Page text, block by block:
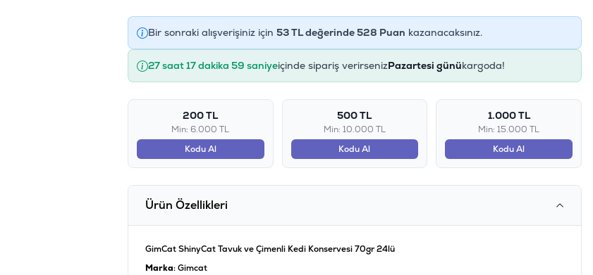
Bir sonraki alışverişiniz için 53TL değerinde528 Puan kazanacaksınız.
27 saat 17 dakika 58 saniyeiçinde sipariş verirsenizPazartesi günükargoda!
200 TL
Min: 6.000 TL
Kodu Al
500 TL
Min: 10.000 TL
Kodu Al
1.000 TL
Min: 15.000 TL
Kodu Al
Ürün Özellikleri
GimCat ShinyCat Tavuk ve Çimenli Kedi Konservesi 70gr 24lü
Marka: Gimcat